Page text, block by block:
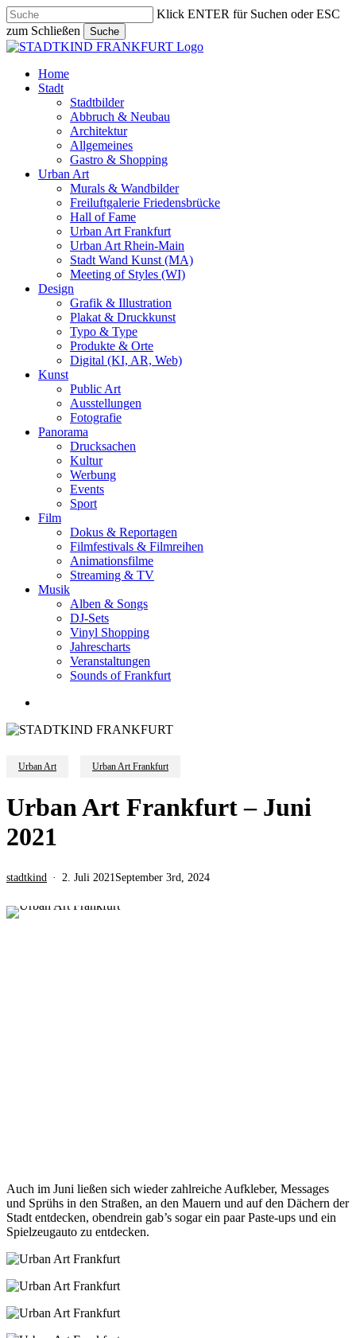
Skip
to
main
content
Klick ENTER für Suchen oder ESC
zum Schließen
Suche
Close
search
Menu
Home
Stadt
Stadtbilder
Abbruch & Neubau
Architektur
Allgemeines
Gastro & Shopping
Urban Art
Murals & Wandbilder
Freiluftgalerie Friedensbrücke
Hall of Fame
Urban Art Frankfurt
Urban Art Rhein-Main
Stadt Wand Kunst (MA)
Meeting of Styles (WI)
Design
Grafik & Illustration
Plakat & Druckkunst
Typo & Type
Produkte & Orte
Digital (KI, AR, Web)
Kunst
Public Art
Ausstellungen
Fotografie
Panorama
Drucksachen
Kultur
Werbung
Events
Sport
Film
Dokus & Reportagen
Filmfestivals & Filmreihen
Animationsfilme
Streaming & TV
Musik
Alben & Songs
DJ-Sets
Vinyl Shopping
Jahrescharts
Veranstaltungen
Sounds of Frankfurt
Urban Art Urban Art Frankfurt
Urban Art Frankfurt – Juni
2021
stadtkind 2. Juli 2021 September 3rd, 2024
Auch im Juni ließen sich wieder zahlreiche Aufkleber, Messages
und Sprühs in den Straßen, an den Mauern und auf den Dächern der
Stadt entdecken, obendrein gab’s sogar ein paar Paste-ups und ein
Spielzeugauto zu entdecken.